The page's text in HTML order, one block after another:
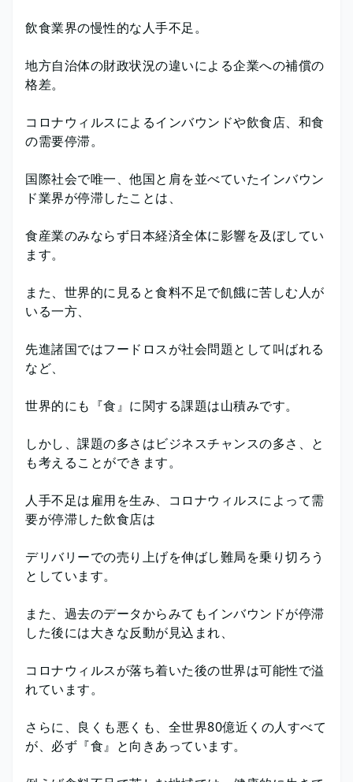
飲食業界の慢性的な人手不足。
地方自治体の財政状況の違いによる企業への補償の
格差。
コロナウィルスによるインバウンドや飲食店、和食
の需要停滞。
国際社会で唯一、他国と肩を並べていたインバウン
ド業界が停滞したことは、
食産業のみならず日本経済全体に影響を及ぼしてい
ます。
また、世界的に見ると食料不足で飢餓に苦しむ人が
いる一方、
先進諸国ではフードロスが社会問題として叫ばれる
など、
世界的にも『食』に関する課題は山積みです。
しかし、課題の多さはビジネスチャンスの多さ、と
も考えることができます。
人手不足は雇用を生み、コロナウィルスによって需
要が停滞した飲食店は
デリバリーでの売り上げを伸ばし難局を乗り切ろう
としています。
また、過去のデータからみてもインバウンドが停滞
した後には大きな反動が見込まれ、
コロナウィルスが落ち着いた後の世界は可能性で溢
れています。
さらに、良くも悪くも、全世界80億近くの人すべて
が、必ず『食』と向きあっています。